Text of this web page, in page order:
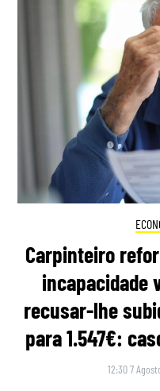
Carpinteiro
incapacidade
recusar-lhe
para 1.547€:
12:30 7